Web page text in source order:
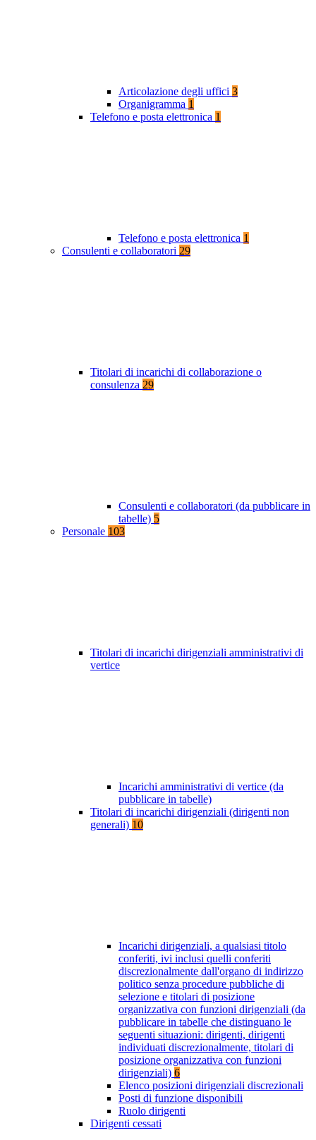
Articolazione degli uffici 3
Organigramma 1
Telefono e posta elettronica 1
Telefono e posta elettronica 1
Consulenti e collaboratori 29
Titolari di incarichi di collaborazione o
consulenza 29
Consulenti e collaboratori (da pubblicare in
tabelle) 5
Personale 103
Titolari di incarichi dirigenziali amministrativi di
vertice
Incarichi amministrativi di vertice (da
pubblicare in tabelle)
Titolari di incarichi dirigenziali (dirigenti non
generali) 10
Incarichi dirigenziali, a qualsiasi titolo
conferiti, ivi inclusi quelli conferiti
discrezionalmente dall'organo di indirizzo
politico senza procedure pubbliche di
selezione e titolari di posizione
organizzativa con funzioni dirigenziali (da
pubblicare in tabelle che distinguano le
seguenti situazioni: dirigenti, dirigenti
individuati discrezionalmente, titolari di
posizione organizzativa con funzioni
dirigenziali) 6
Elenco posizioni dirigenziali discrezionali
Posti di funzione disponibili
Ruolo dirigenti
Dirigenti cessati